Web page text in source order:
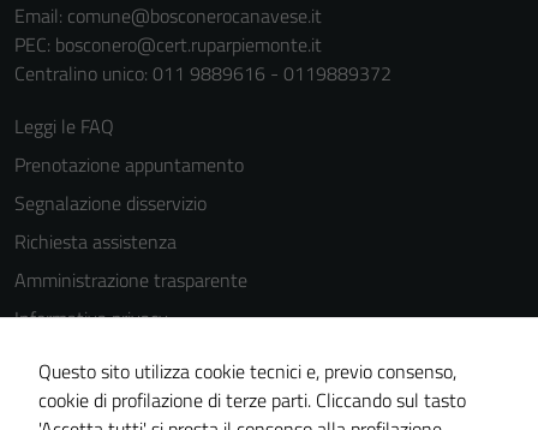
Email: comune@bosconerocanavese.it
PEC: bosconero@cert.ruparpiemonte.it
Centralino unico: 011 9889616 - 0119889372
Leggi le FAQ
Prenotazione appuntamento
Segnalazione disservizio
Richiesta assistenza
Amministrazione trasparente
Informativa privacy
Cookie Policy
Note legali
Questo sito utilizza cookie tecnici e, previo consenso,
cookie di profilazione di terze parti. Cliccando sul tasto
Tecnici
disabilitati.
non raccolgono
informazioni